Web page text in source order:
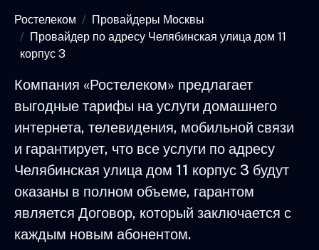
Ростелеком
Провайдеры Москвы
Провайдер по адресу Челябинская улица дом 11
корпус 3
Компания «Ростелеком» предлагает
выгодные тарифы на услуги домашнего
интернета, телевидения, мобильной связи
и гарантирует, что все услуги по адресу
Челябинская улица дом 11 корпус 3 будут
оказаны в полном объеме, гарантом
является Договор, который заключается с
каждым новым абонентом.